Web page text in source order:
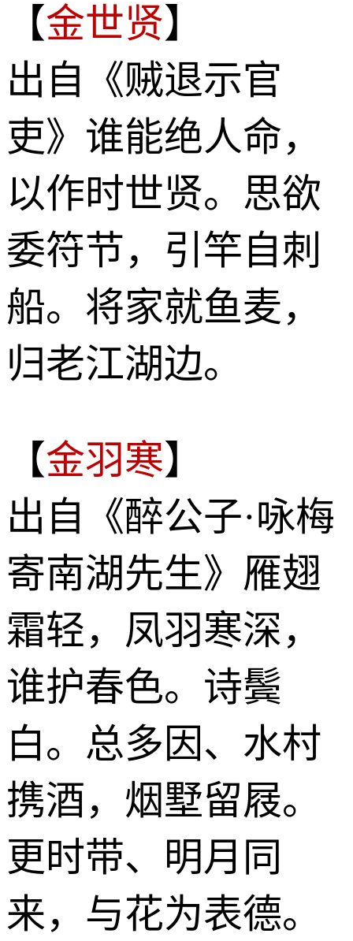
【金世贤】
出自《贼退示官
吏》谁能绝人命，
以作时世贤。思欲
委符节，引竿自刺
船。将家就鱼麦，
归老江湖边。
【金羽寒】
出自《醉公子·咏梅
寄南湖先生》雁翅
霜轻，凤羽寒深，
谁护春色。诗鬓
白。总多因、水村
携酒，烟墅留屐。
更时带、明月同
来，与花为表德。